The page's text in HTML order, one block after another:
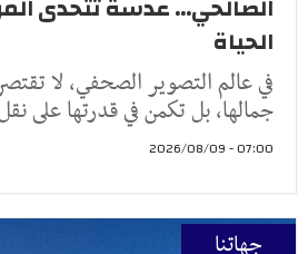
الحياة
في عالم التصوير الصحفي، لا
جمالها، بل تكمن في قدرتها على
07:00 - 2026/08/09
جهاتنا